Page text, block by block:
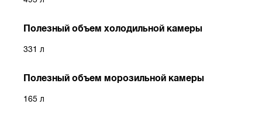
Полезный объем холодильной камеры
331 л
Полезный объем морозильной камеры
165 л